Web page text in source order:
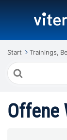
Start Trainings,
Suche
nach
Offene